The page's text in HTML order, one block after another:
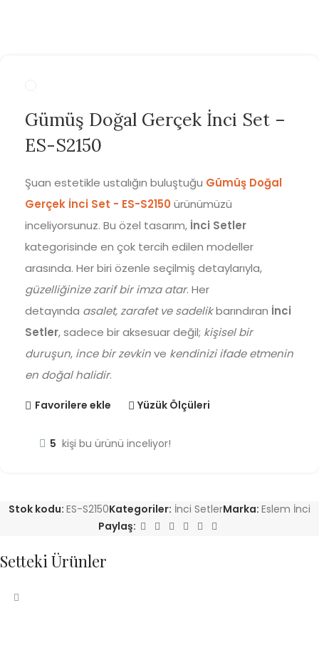
Gümüş Doğal Gerçek İnci Set –
ES-S2150
Şuan estetikle ustalığın buluştuğu Gümüş Doğal
Gerçek İnci Set - ES-S2150ürünümüzü
inceliyorsunuz. Bu özel tasarım, İnci Setler
kategorisinde en çok tercih edilen modeller
arasında. Her biri özenle seçilmiş detaylarıyla,
güzelliğinize zarif bir imza atar. Her
detayında asalet, zarafet ve sadelikbarındıran İnci
Setler, sadece bir aksesuar değil; kişisel bir
duruşun, ince bir zevkinve kendinizi ifade etmenin
en doğal halidir.
Favorilere ekle Yüzük Ölçüleri
5 kişi bu ürünü inceliyor!
Stok kodu: ES-S2150Kategoriler: İnci SetlerMarka: Eslem İnci
Paylaş:
Setteki Ürünler